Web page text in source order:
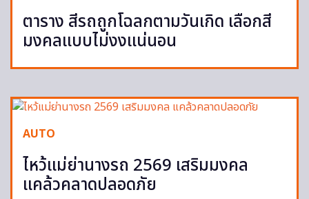
ตาราง สีรถถูกโฉลกตามวันเกิด เลือกสี
มงคลแบบไม่งงแน่นอน
AUTO
ไหว้แม่ย่านางรถ 2569 เสริมมงคล
แคล้วคลาดปลอดภัย